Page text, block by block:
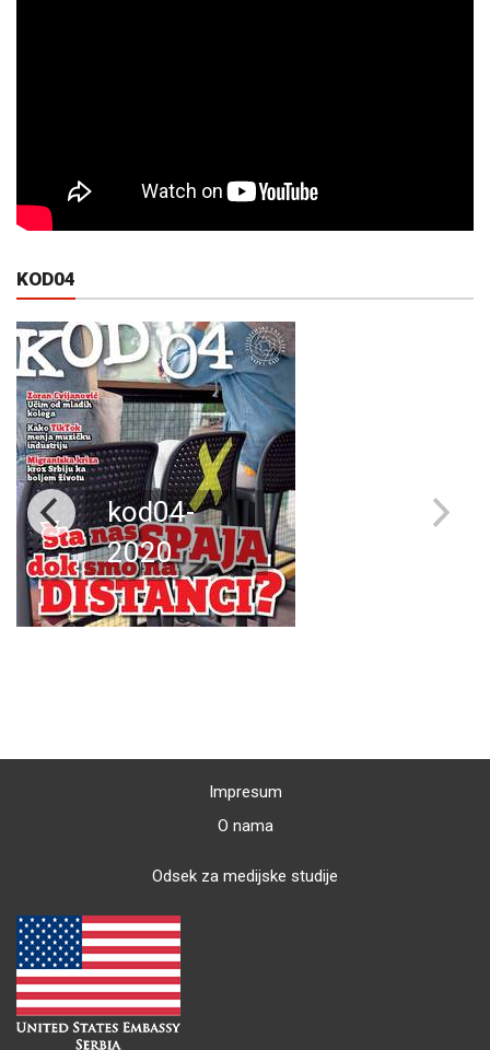
KOD04
kod04-
2020
Impresum
O nama
Odsek za medijske studije